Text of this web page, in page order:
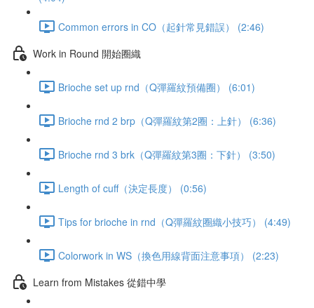
Common errors in CO（起針常見錯誤） (2:46)
Work in Round 開始圈織
Brioche set up rnd（Q彈羅紋預備圈） (6:01)
Brioche rnd 2 brp（Q彈羅紋第2圈：上針） (6:36)
Brioche rnd 3 brk（Q彈羅紋第3圈：下針） (3:50)
Length of cuff（決定長度） (0:56)
Tips for brioche in rnd（Q彈羅紋圈織小技巧） (4:49)
Colorwork in WS（換色用線背面注意事項） (2:23)
Learn from Mistakes 從錯中學